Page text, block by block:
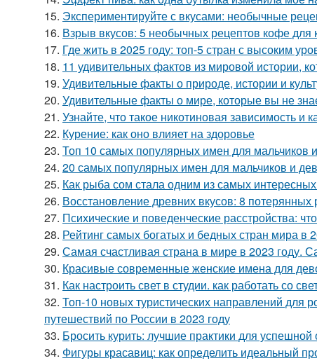
15. Экспериментируйте с вкусами: необычные
16. Взрыв вкусов: 5 необычных рецептов кофе для
17. Где жить в 2025 году: топ-5 стран с высоким
18. 11 удивительных фактов из мировой истории,
19. Удивительные факты о природе, истории и
20. Удивительные факты о мире, которые вы не
21. Узнайте, что такое никотиновая зависимость и
22. Курение: как оно влияет на здоровье
23. Топ 10 самых популярных имен для мальчиков
24. 20 самых популярных имен для мальчиков и
25. Как рыба сом стала одним из самых
26. Восстановление древних вкусов: 8 потерянных
27. Психические и поведенческие расстройства:
28. Рейтинг самых богатых и бедных стран мира в
29. Самая счастливая страна в мире в 2023 году.
30. Красивые современные женские имена для
31. Как настроить свет в студии. как работать со
32. Топ-10 новых туристических направлений для
путешествий по России в 2023 году
33. Бросить курить: лучшие практики для
34. Фигуры красавиц: как определить идеальный